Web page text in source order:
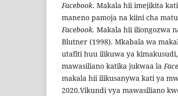
Facebook. Makala hii imejikita
maneno pamoja na kiini cha
Facebook. Makala hii iliongozwa
Blutner (1998). Mkabala wa
utafiti huu ilikuwa ya
mawasiliano katika jukwaa la
makala hii ilikusanywa kati ya
2020.Vikundi vya mawasiliano